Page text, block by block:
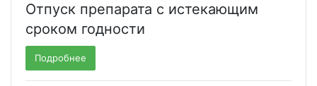
Отпуск препарата с истекающим
сроком годности
Подробнее